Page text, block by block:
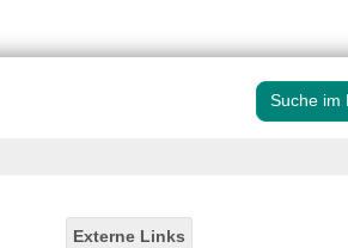
Suche im
Externe Links